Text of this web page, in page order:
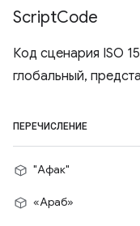
ScriptCode
Код сценария ISO
глобальный,
ПЕРЕЧИСЛЕНИЕ
"Афак"
«Араб»